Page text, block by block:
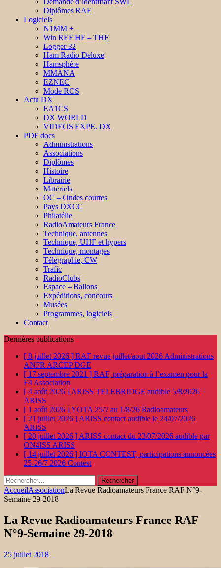
Demande d’identifiant SWL
Diplômes RAF
Logiciels
N1MM +
Win REF HF – THF
Logger 32
Ham Radio Deluxe
Hamsphère
MMANA
EZNEC
Mode ROS
Actu DX
EA1CS
DX WORLD
VIDEOS EXPE. DX
PDF docs
Administrations
Associations
Diplômes
Histoire
Librairie
Matériels
OC – Ondes courtes
Pays DXCC
Philatélie
RadioAmateurs France
Technique, antennes
Technique, UHF et hypers
Technique, montages
Télégraphie, CW
Trafic
RadioClubs
Espace – Ballons
Expéditions, concours
Musées
Programmes, logiciels
Contact
Dernières publications
[ 8 juillet 2026 ] RAF revue juillet/aout 2026 Administrations
ANFR ARCEP DGE
[ 17 septembre 2021 ] RAF, préparation à l’examen pour la
F4 Association
[ 4 août 2026 ] ARISS TELEBRIDGE audible 5/8/2026
ARISS
[ 1 août 2026 ]YOTA 25/7 au 1/8/26 Radioamateurs
[ 21 juillet 2026 ] ARISS contact audible le 24/07/2026
ARISS
[ 20 juillet 2026 ] ARISS contact du 23/07/2026 audible par
ON4ISS ARISS
[ 14 juillet 2026 ] IOTA CONTEST, participations annoncées
25-26/7 2026 Contest
Rechercher :
AccueilAssociationLa Revue Radioamateurs France RAF N°9-
Semaine 29-2018
La Revue Radioamateurs France RAF
N°9-Semaine 29-2018
25 juillet 2018